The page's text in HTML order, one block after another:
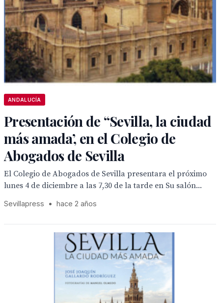
ANDALUCÍA
Presentación de “Sevilla, la ciudad
más amada’, en el Colegio de
Abogados de Sevilla
El Colegio de Abogados de Sevilla presentara el próximo
lunes 4 de diciembre a las 7,30 de la tarde en Su salón...
Sevillapress • hace 2 años